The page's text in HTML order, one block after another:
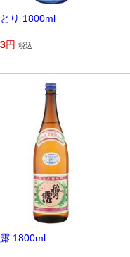
り 1800ml
円 税込
1800ml